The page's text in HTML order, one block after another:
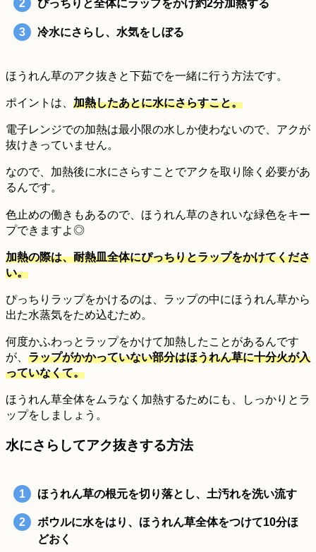
ぴっちりと全体にラップをかけ約2分加熱する
冷水にさらし、水気をしぼる
ほうれん草のアク抜きと下茹でを一緒に行う方法です。
ポイントは、 加熱したあとに水にさらすこと。
電子レンジでの加熱は最小限の水しか使わないので、アクが
抜けきっていません。
なので、加熱後に水にさらすことでアクを取り除く必要があ
るんです。
色止めの働きもあるので、ほうれん草のきれいな緑色をキー
プできますよ◎
加熱の際は、耐熱皿全体にぴっちりとラップをかけてくださ
い。
ぴっちりラップをかけるのは、ラップの中にほうれん草から
出た水蒸気をため込むため。
何度かふわっとラップをかけて加熱したことがあるんです
が、 ラップがかかっていない部分はほうれん草に十分火が入
っていなくて。
ほうれん草全体をムラなく加熱するためにも、しっかりとラ
ップをしましょう。
水にさらしてアク抜きする方法
ほうれん草の根元を切り落とし、土汚れを洗い流す
ボウルに水をはり、ほうれん草全体をつけて10分ほ
どおく